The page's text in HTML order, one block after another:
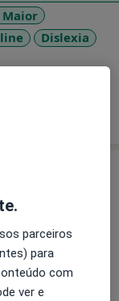
Maior
Dislexia
parceiros
para
com
ver e